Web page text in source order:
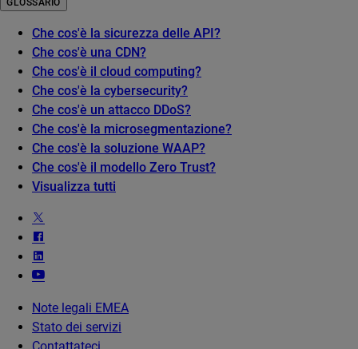
GLOSSARIO
Che cos'è la sicurezza delle API?
Che cos'è una CDN?
Che cos'è il cloud computing?
Che cos'è la cybersecurity?
Che cos'è un attacco DDoS?
Che cos'è la microsegmentazione?
Che cos'è la soluzione WAAP?
Che cos'è il modello Zero Trust?
Visualizza tutti
Note legali EMEA
Stato dei servizi